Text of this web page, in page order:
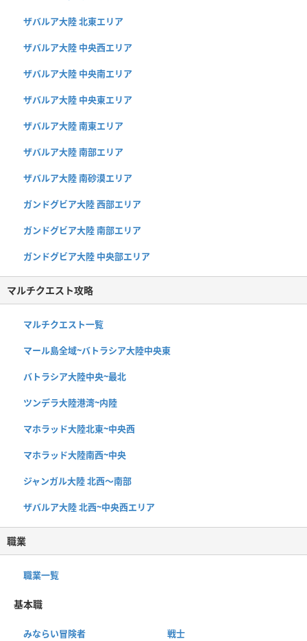
ザバルア大陸 北東エリア
ザバルア大陸 中央西エリア
ザバルア大陸 中央南エリア
ザバルア大陸 中央東エリア
ザバルア大陸 南東エリア
ザバルア大陸 南部エリア
ザバルア大陸 南砂漠エリア
ガンドグビア大陸 西部エリア
ガンドグビア大陸 南部エリア
ガンドグビア大陸 中央部エリア
マルチクエスト攻略
マルチクエスト一覧
マール島全域~バトラシア大陸中央東
バトラシア大陸中央~最北
ツンデラ大陸港湾~内陸
マホラッド大陸北東~中央西
マホラッド大陸南西~中央
ジャンガル大陸 北西〜南部
ザバルア大陸 北西~中央西エリア
職業
職業一覧
基本職
みならい冒険者 戦士